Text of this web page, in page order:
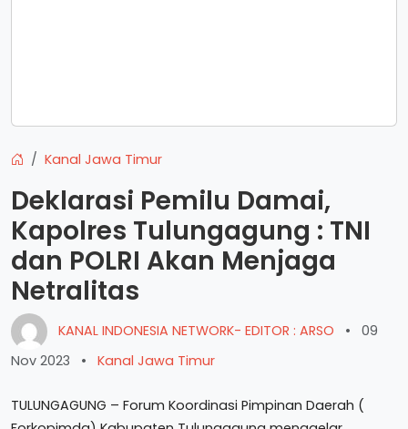
Kanal Jawa Timur
Deklarasi Pemilu Damai,
Kapolres Tulungagung : TNI
dan POLRI Akan Menjaga
Netralitas
KANAL INDONESIA NETWORK- EDITOR : ARSO •
09
Nov 2023
• Kanal Jawa Timur
TULUNGAGUNG – Forum Koordinasi Pimpinan Daerah (